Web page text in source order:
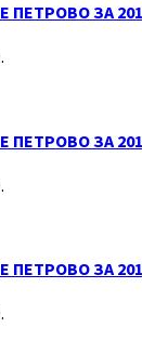
ПЕТРОВО ЗА
ПЕТРОВО ЗА
ПЕТРОВО ЗА